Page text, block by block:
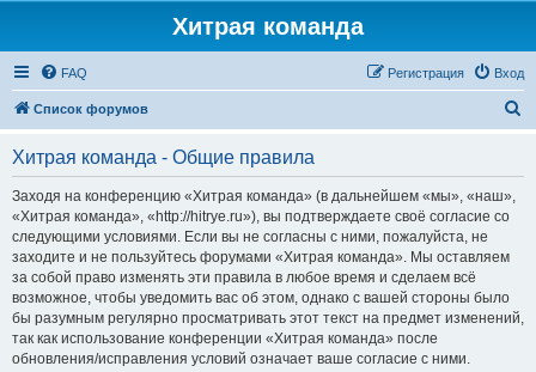
Хитрая команда
FAQ Вход
Регистрация
Список форумов
Хитрая команда - Общие правила
Заходя на конференцию «Хитрая команда» (в дальнейшем «мы», «наш»,
«Хитрая команда», «http://hitrye.ru»), вы подтверждаете своё согласие со
следующими условиями. Если вы не согласны с ними, пожалуйста, не
заходите и не пользуйтесь форумами «Хитрая команда». Мы оставляем
за собой право изменять эти правила в любое время и сделаем всё
возможное, чтобы уведомить вас об этом, однако с вашей стороны было
бы разумным регулярно просматривать этот текст на предмет изменений,
так как использование конференции «Хитрая команда» после
обновления/исправления условий означает ваше согласие с ними.